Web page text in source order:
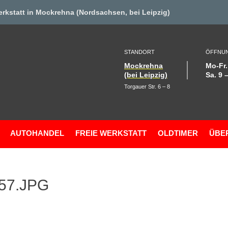
t in Mockrehna (Nordsachsen, bei Leipzig)
STANDORT
Mockrehna
(bei Leipzig)
Torgauer Str. 6 – 8
Mo-
Sa. 9
AUTOHANDEL FREIE WERKSTATT OLDTIMER